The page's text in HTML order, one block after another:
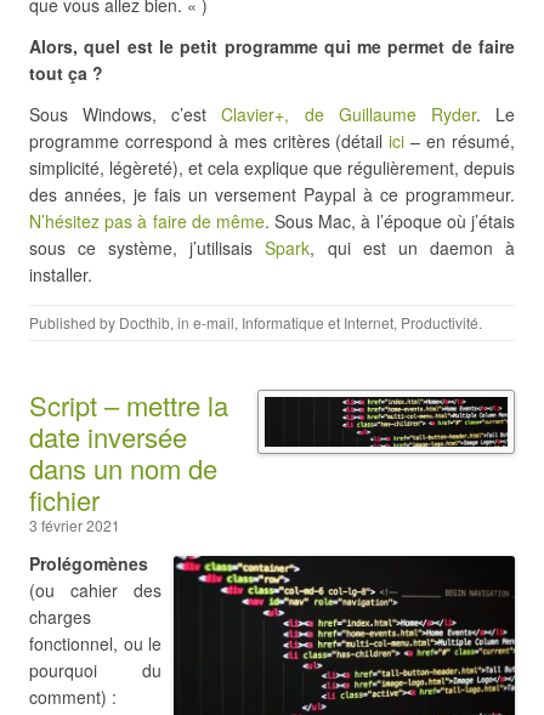
que vous allez bien. « )
Alors, quel est le petit programme qui me permet de faire
tout ça ?
Sous Windows, c’estClavier+, de Guillaume Ryder. Le
programme correspond à mes critères (détailici– en résumé,
simplicité, légèreté), et cela explique que régulièrement, depuis
des années, je fais un versement Paypal à ce programmeur.
N’hésitez pas à faire de même. Sous Mac, à l’époque où j’étais
sous ce système, j’utilisaisSpark, qui est un daemon à
installer.
Published by Docthib, in e-mail, Informatique et Internet, Productivité.
Script – mettre la
date inversée
dans un nom de
fichier
3 février 2021
Prolégomènes
(ou cahier des
charges
fonctionnel, ou le
pourquoi du
comment) :